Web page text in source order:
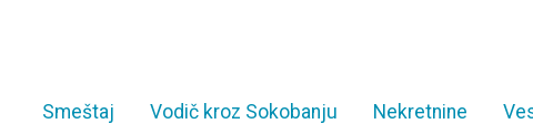
Smeštaj Vodič kroz Sokobanju Nekretnine